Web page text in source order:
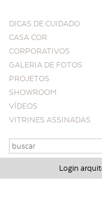
DICAS DE CUIDADO
CASA COR
CORPORATIVOS
GALERIA DE FOTOS
PROJETOS
SHOWROOM
VÍDEOS
VITRINES ASSINADAS
Login